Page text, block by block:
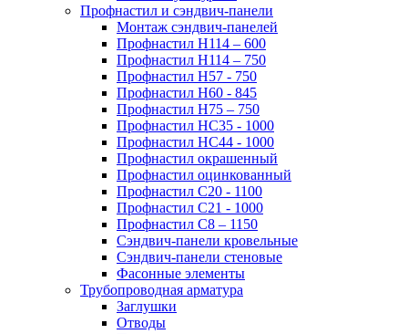
Профнастил и сэндвич-панели
Монтаж сэндвич-панелей
Профнастил Н114 – 600
Профнастил Н114 – 750
Профнастил Н57 - 750
Профнастил Н60 - 845
Профнастил Н75 – 750
Профнастил НС35 - 1000
Профнастил НС44 - 1000
Профнастил окрашенный
Профнастил оцинкованный
Профнастил С20 - 1100
Профнастил С21 - 1000
Профнастил С8 – 1150
Сэндвич-панели кровельные
Сэндвич-панели стеновые
Фасонные элементы
Трубопроводная арматура
Заглушки
Отводы